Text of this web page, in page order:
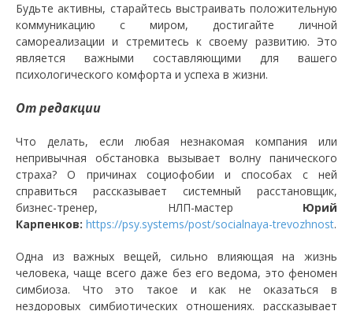
Будьте активны, старайтесь выстраивать положительную
коммуникацию с миром, достигайте личной
самореализации и стремитесь к своему развитию. Это
является важными составляющими для вашего
психологического комфорта и успеха в жизни.
От редакции
Что делать, если любая незнакомая компания или
непривычная обстановка вызывает волну панического
страха? О причинах социофобии и способах с ней
справиться рассказывает системный расстановщик,
бизнес-тренер, НЛП-мастер Юрий
Карпенков: https://psy.systems/post/socialnaya-trevozhnost.
Одна из важных вещей, сильно влияющая на жизнь
человека, чаще всего даже без его ведома, это феномен
симбиоза. Что это такое и как не оказаться в
нездоровых симбиотических отношениях. рассказывает